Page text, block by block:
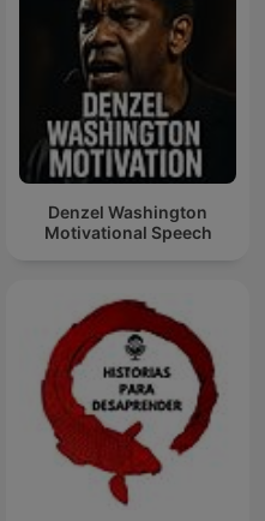
Denzel Washington
Motivational Speech